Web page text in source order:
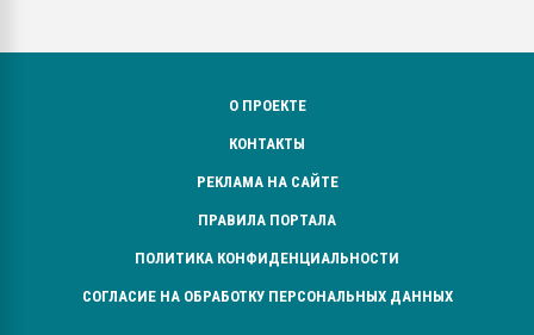
О ПРОЕКТЕ
КОНТАКТЫ
РЕКЛАМА НА САЙТЕ
ПРАВИЛА ПОРТАЛА
ПОЛИТИКА КОНФИДЕНЦИАЛЬНОСТИ
СОГЛАСИЕ НА ОБРАБОТКУ ПЕРСОНАЛЬНЫХ ДАННЫХ